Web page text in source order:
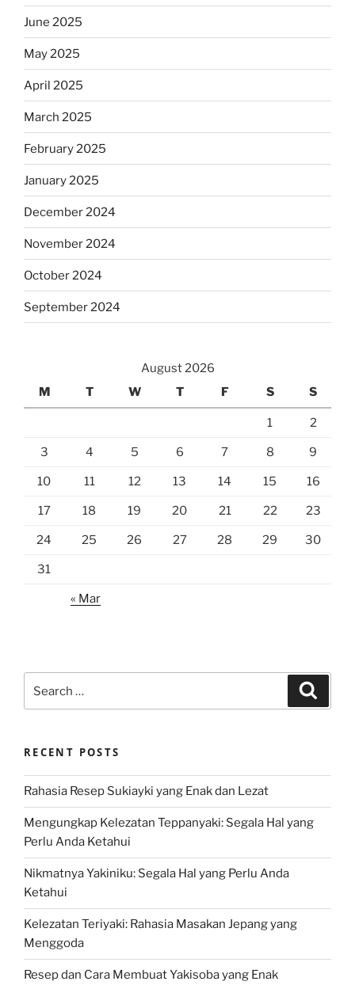
June 2025
May 2025
April 2025
March 2025
February 2025
January 2025
December 2024
November 2024
October 2024
September 2024
August 2026
M
T W T F S S
1 2
3 4 5 6 7 8 9
10 11 12 13 14 15 16
17 18 19 20 21 22 23
24 25 26 27 28 29 30
31
« Mar
for:
RECENT POSTS
Rahasia Resep Sukiayki yang Enak dan Lezat
Mengungkap Kelezatan Teppanyaki: Segala Hal yang
Perlu Anda Ketahui
Nikmatnya Yakiniku: Segala Hal yang Perlu Anda
Ketahui
Kelezatan Teriyaki: Rahasia Masakan Jepang yang
Menggoda
Resep dan Cara Membuat Yakisoba yang Enak